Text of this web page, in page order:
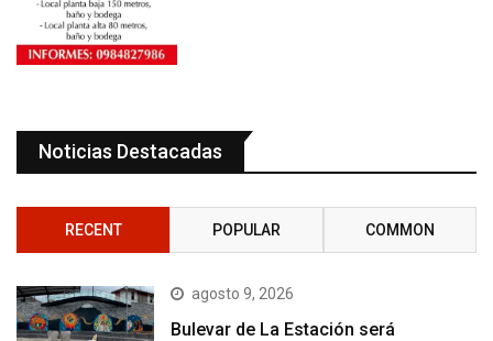
Noticias Destacadas
RECENT POPULAR COMMON
agosto 9, 2026
Bulevar de La Estación será